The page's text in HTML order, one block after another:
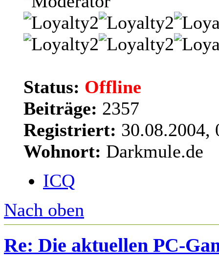
Status: Offline
Beiträge: 2357
Registriert: 30.08.2004,
Wohnort: Darkmule.de
ICQ
Nach oben
Re: Die aktuellen PC-